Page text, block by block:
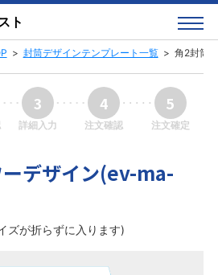
ト
> 封筒デザインテンプレート一覧> 角2封筒
3
詳細入力
4
注文確認
5
注文確定
デザイン(ev-ma-
ズが折らずに入ります)